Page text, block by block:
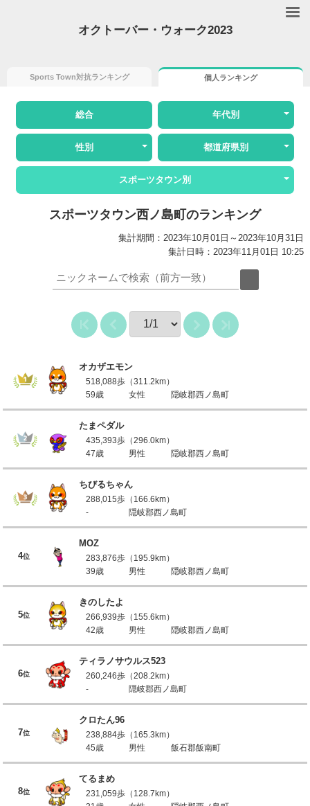
オクトーバー・ウォーク2023
Sports Town対抗ランキング 個人ランキング
総合 年代別
性別 都道府県別
スポーツタウン別
スポーツタウン西ノ島町のランキング
集計期間：2023年10月01日～2023年10月31日
集計日時：2023年11月01日 10:25
オカザエモン
518,088歩（311.2km）
59歳
女性 隠岐郡西ノ島町
たまペダル
435,393歩（296.0km）
47歳
男性 隠岐郡西ノ島町
ちびるちゃん
288,015歩（166.6km）
-
隠岐郡西ノ島町
4位
MOZ
283,876歩（195.9km）
39歳
男性 隠岐郡西ノ島町
5位
きのしたよ
266,939歩（155.6km）
42歳
男性 隠岐郡西ノ島町
6位
ティラノサウルス523
260,246歩（208.2km）
-
隠岐郡西ノ島町
7位
クロたん96
238,884歩（165.3km）
45歳
男性 飯石郡飯南町
8位
てるまめ
231,059歩（128.7km）